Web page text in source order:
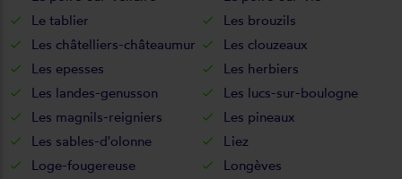
Le tablier
Les brouzils
Les châtelliers-châteaumur
Les clouzeaux
Les epesses
Les herbiers
Les landes-genusson
Les lucs-sur-boulogne
Les magnils-reigniers
Les pineaux
Les sables-d'olonne
Liez
Loge-fougereuse
Longèves